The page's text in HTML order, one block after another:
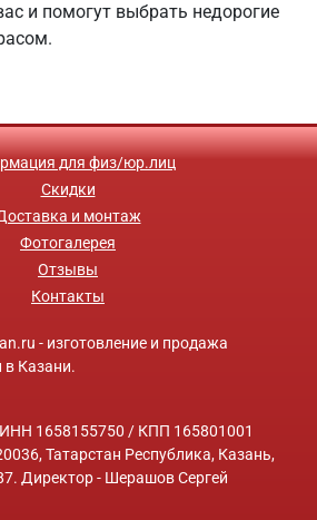
и помогут выбрать недорогие
для физ/юр.лиц
Скидки
и монтаж
Фотогалерея
Отзывы
Контакты
- изготовление и продажа
в Казани.
1658155750 / КПП 165801001
Татарстан Республика, Казань,
Директор - Шерашов Сергей